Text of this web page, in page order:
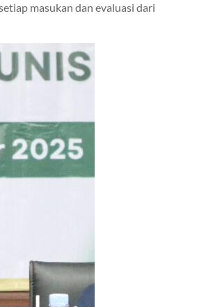
masukan dan evaluasi dari